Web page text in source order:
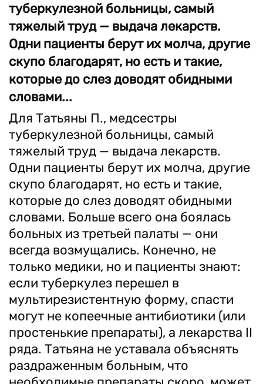
туберкулезной больницы, самый
тяжелый труд — выдача лекарств.
Одни пациенты берут их молча, другие
скупо благодарят, но есть и такие,
которые до слез доводят обидными
словами...
Для Татьяны П., медсестры
туберкулезной больницы, самый
тяжелый труд — выдача лекарств.
Одни пациенты берут их молча, другие
скупо благодарят, но есть и такие,
которые до слез доводят обидными
словами. Больше всего она боялась
больных из третьей палаты — они
всегда возмущались. Конечно, не
только медики, но и пациенты знают:
если туберкулез перешел в
мультирезистентную форму, спасти
могут не копеечные антибиотики (или
простенькие препараты), а лекарства ІІ
ряда. Татьяна не уставала объяснять
раздраженным больным, что